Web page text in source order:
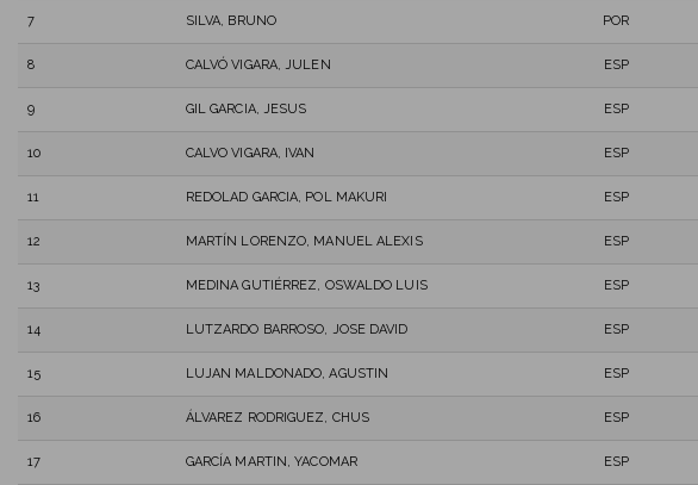
7 SILVA, BRUNO POR
8 CALVÓ VIGARA, JULEN ESP
9 GIL GARCIA, JESUS ESP
10 CALVO VIGARA, IVAN ESP
11 REDOLAD GARCIA, POL MAKURI ESP
12 MARTÍN LORENZO, MANUEL ALEXIS ESP
13 MEDINA GUTIÉRREZ, OSWALDO LUIS ESP
14 LUTZARDO BARROSO, JOSE DAVID ESP
15 LUJAN MALDONADO, AGUSTIN ESP
16 ÁLVAREZ RODRIGUEZ, CHUS ESP
17 GARCÍA MARTIN, YACOMAR ESP